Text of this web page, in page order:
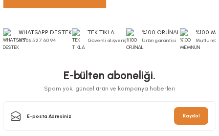
WHATSAPP DESTEK
0 506 527 60 94
TEK TIKLA
Güvenli alışveriş
%100 ORJİNAL
Ürün garantisi
%100
Mutlu
E-bülten aboneliği.
Spam yok, güncel ürün ve kampanya haberleri
Kaydol